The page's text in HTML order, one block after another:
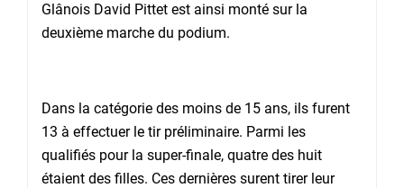
Glânois David Pittet est ainsi monté sur la
deuxième marche du podium.
Dans la catégorie des moins de 15 ans, ils furent
13 à effectuer le tir préliminaire. Parmi les
qualifiés pour la super-finale, quatre des huit
étaient des filles. Ces dernières surent tirer leur